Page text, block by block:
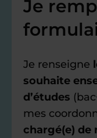
Je
Je renseigne
souhaite
d’études
mes
chargé(e)